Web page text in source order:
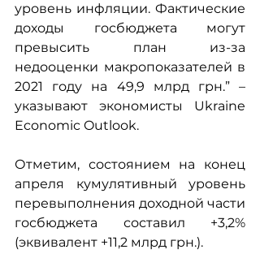
уровень инфляции. Фактические
доходы госбюджета могут
превысить план из-за
недооценки макропоказателей в
2021 году на 49,9 млрд грн.” –
указывают экономисты Ukraine
Economic Outlook.
Отметим, состоянием на конец
апреля кумулятивный уровень
перевыполнения доходной части
госбюджета составил +3,2%
(эквивалент +11,2 млрд грн.).